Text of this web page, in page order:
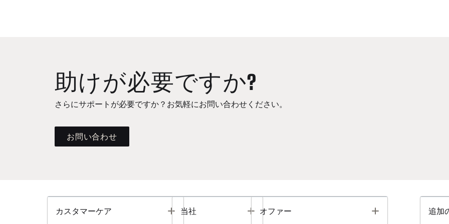
助けが必要ですか?
さらにサポートが必要ですか？お気軽にお問い合わせください。
お問い合わせ
カスタマーケア Toggle
当社 Toggle
オファー Toggle 追加